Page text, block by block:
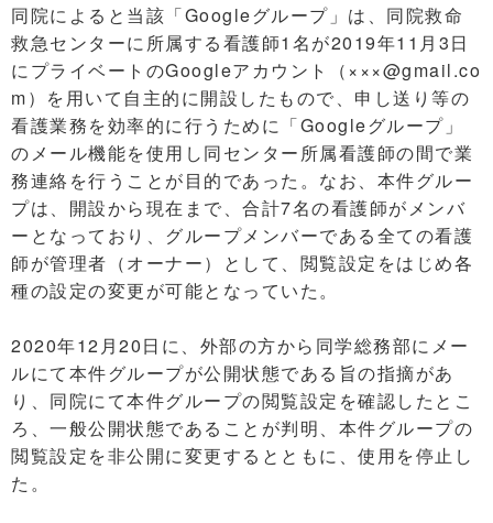
同院によると当該「Googleグループ」は、同院救命
救急センターに所属する看護師1名が2019年11月3日
にプライベートのGoogleアカウント（×××@gmail.co
m）を用いて自主的に開設したもので、申し送り等の
看護業務を効率的に行うために「Googleグループ」
のメール機能を使用し同センター所属看護師の間で業
務連絡を行うことが目的であった。なお、本件グルー
プは、開設から現在まで、合計7名の看護師がメンバ
ーとなっており、グループメンバーである全ての看護
師が管理者（オーナー）として、閲覧設定をはじめ各
種の設定の変更が可能となっていた。
2020年12月20日に、外部の方から同学総務部にメー
ルにて本件グループが公開状態である旨の指摘があ
り、同院にて本件グループの閲覧設定を確認したとこ
ろ、一般公開状態であることが判明、本件グループの
閲覧設定を非公開に変更するとともに、使用を停止し
た。